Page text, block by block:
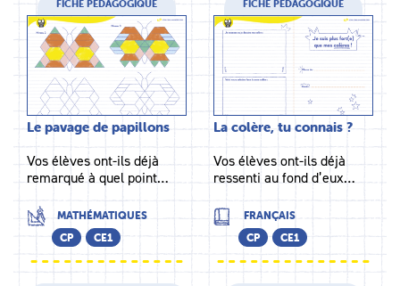
FICHE PÉDAGOGIQUE
Le pavage de papillons
Vos élèves ont-ils déjà
remarqué à quel point…
MATHÉMATIQUES
CP
CE1
FICHE PÉDAGOGIQUE
La colère, tu connais ?
Vos élèves ont-ils déjà
ressenti au fond d’eux…
FRANÇAIS
CP
CE1